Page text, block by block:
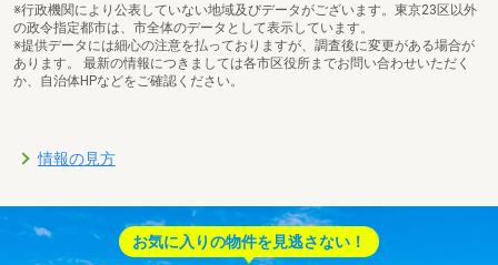
※行政機関により公表していない地域及びデータがございます。東京23区以外
の政令指定都市は、市全体のデータとして表示しています。
※提供データには細心の注意を払っておりますが、調査後に変更がある場合が
あります。 最新の情報につきましては各市区役所までお問い合わせいただく
か、自治体HPなどをご確認ください。
情報の見方
お気に入りの物件を見逃さない！